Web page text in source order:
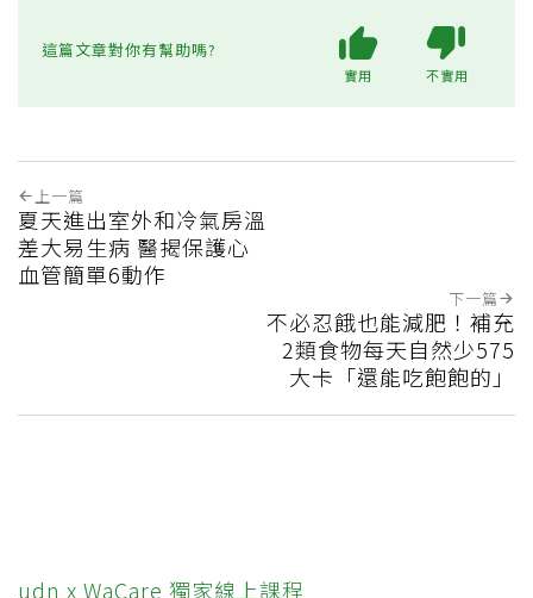
這篇文章對你有幫助嗎?
實用 不實用
上一篇
夏天進出室外和冷氣房溫
差大易生病 醫揭保護心
血管簡單6動作
下一篇
不必忍餓也能減肥！補充
2類食物每天自然少575
大卡「還能吃飽飽的」
udn x WaCare 獨家線上課程